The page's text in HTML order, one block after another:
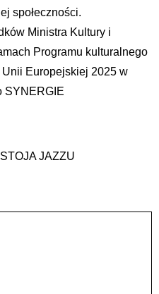
społeczności.
Ministra Kultury i
Programu kulturalnego
Europejskiej 2025 w
SYNERGIE
JAZZU